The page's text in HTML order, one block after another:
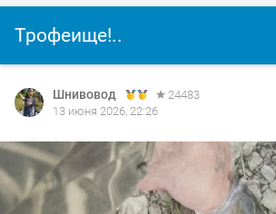
Трофеище!..
Шнивовод
24483
13 июня 2026, 22:26